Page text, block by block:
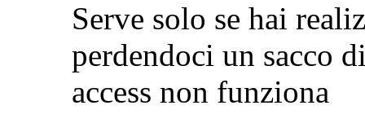
Serve solo se hai
perdendoci un sacco
access non funziona